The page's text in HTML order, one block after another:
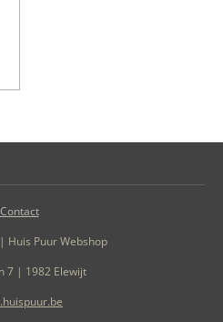
op de hoogte
Contact
Huis Puur Webshop
7 | 1982 Elewijt